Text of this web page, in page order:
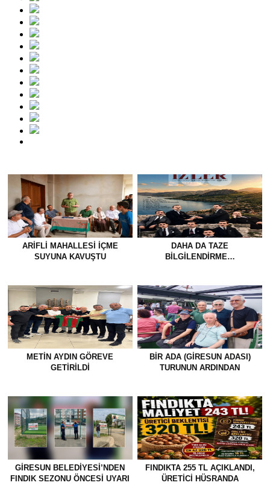
ARIFLI MAHALLESI İÇME
SUYUNA KAVUŞTU
DAHA DA TAZE
BİLGİLENDİRME…
METİN AYDIN GÖREVE
GETİRİLDİ
BİR ADA (GİRESUN ADASI)
TURUNUN ARDINDAN
GİRESUN BELEDİYESİ’NDEN
FINDIK SEZONU ÖNCESİ UYARI
FINDIKTA 255 TL AÇIKLANDI,
ÜRETİCİ HÜSRANDA